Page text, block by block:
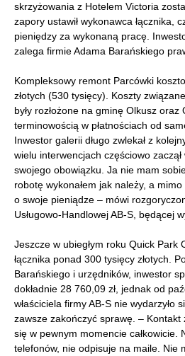
skrzyżowania z Hotelem Victoria
zapory ustawił wykonawca łącznika,
pieniędzy za wykonaną pracę.
zalega firmie Adama Barańskiego
Kompleksowy remont Parcówki
złotych (530 tysięcy). Koszty
były rozłożone na gminę Olkusz
terminowością w płatnościach od
Inwestor galerii długo zwlekał z
wielu interwencjach częściowo
swojego obowiązku. Ja nie mam
robotę wykonałem jak należy, a
o swoje pieniądze – mówi
Usługowo-Handlowej AB-S, będącej
Jeszcze w ubiegłym roku Quick Park
łącznika ponad 300 tysięcy złotych.
Barańskiego i urzędników, inwestor
dokładnie 28 760,09 zł, jednak od
właściciela firmy AB-S nie wydarzyło
zawsze zakończyć sprawę. – Kontakt
się w pewnym momencie całkowicie.
telefonów, nie odpisuje na maile. Nie